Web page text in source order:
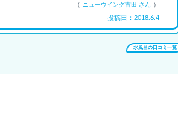
（ ニューウイング吉田 さん ）
投稿日：2018.6.4
水風呂の口コミ一覧